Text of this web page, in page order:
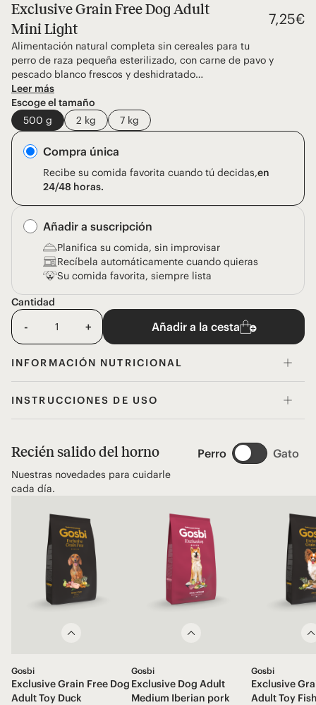
Exclusive Grain Free Dog Adult
Mini Light
7,25€
Alimentación natural completa sin cereales para tu
perro de raza pequeña esterilizado, con carne de pavo y
pescado blanco frescos y deshidratado…
Leer más
Escoge el tamaño
500 g
2 kg 7 kg
Compra única
Recibe su comida favorita cuando tú decidas,en
24/48 horas.
Añadir a suscripción
Planifica su comida, sin improvisar
Recíbela automáticamente cuando quieras
Su comida favorita, siempre lista
Cantidad
- + Añadir a la cesta
INFORMACIÓN NUTRICIONAL
INSTRUCCIONES DE USO
Recién salido del horno
Nuestras novedades para cuidarle
cada día.
Perro Gato
Gosbi
Exclusive Grain Free Dog
Adult Toy Duck
Gosbi
Exclusive Dog Adult
Medium Iberian pork
Gosbi
Exclusive
Adult Toy